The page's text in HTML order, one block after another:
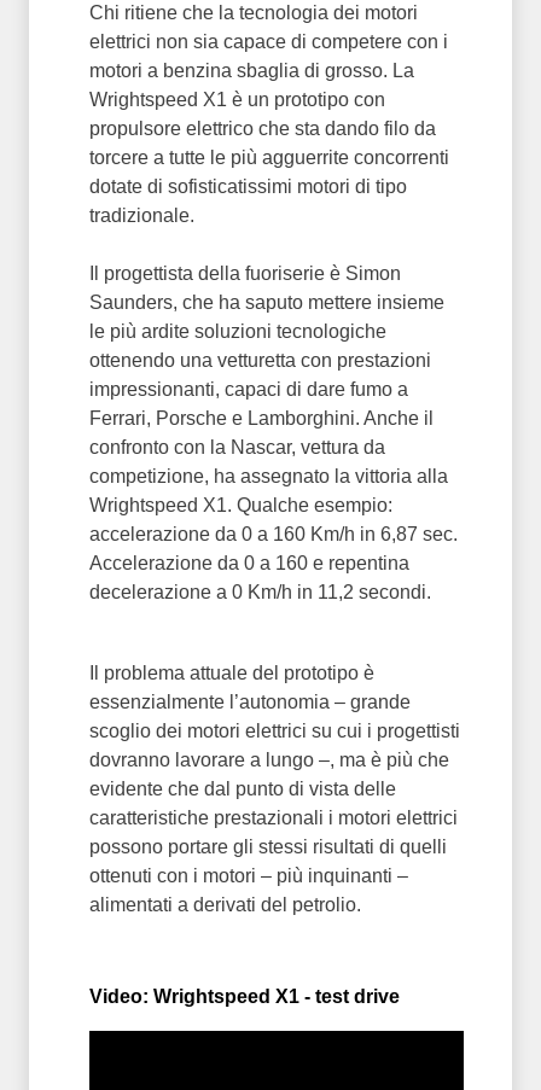
Chi ritiene che la tecnologia dei motori
elettrici non sia capace di competere con i
motori a benzina sbaglia di grosso. La
Wrightspeed X1 è un prototipo con
propulsore elettrico che sta dando filo da
torcere a tutte le più agguerrite concorrenti
dotate di sofisticatissimi motori di tipo
tradizionale.
Il progettista della fuoriserie è Simon
Saunders, che ha saputo mettere insieme
le più ardite soluzioni tecnologiche
ottenendo una vetturetta con prestazioni
impressionanti, capaci di dare fumo a
Ferrari, Porsche e Lamborghini. Anche il
confronto con la Nascar, vettura da
competizione, ha assegnato la vittoria alla
Wrightspeed X1. Qualche esempio:
accelerazione da 0 a 160 Km/h in 6,87 sec.
Accelerazione da 0 a 160 e repentina
decelerazione a 0 Km/h in 11,2 secondi.
Il problema attuale del prototipo è
essenzialmente l’autonomia – grande
scoglio dei motori elettrici su cui i progettisti
dovranno lavorare a lungo –, ma è più che
evidente che dal punto di vista delle
caratteristiche prestazionali i motori elettrici
possono portare gli stessi risultati di quelli
ottenuti con i motori – più inquinanti –
alimentati a derivati del petrolio.
Video: Wrightspeed X1 - test drive